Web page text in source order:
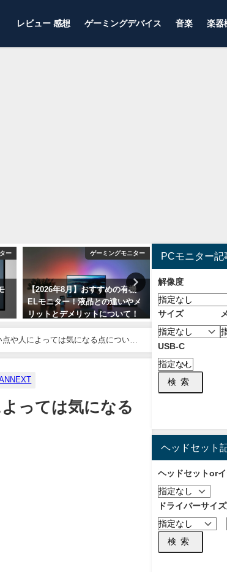
レビュー 感想 ゲーミングデバイス 音楽 楽器
ー ゲーミングモニター
【2026年8月】おすすめの有機
ELモニター！液晶との違いやメ
リットとデメリットについて！
【OLED】
2026年8月6日
HDR1000以上の
リットとデメリッ
の違いについて！
2026年8月6日
や人によっては気になる点につい
っては気になる
PCモニター記
解像度
サイズ
USB-C
検索
ヘッドセット
ヘッドセットor
ドライバーサイズ
検索